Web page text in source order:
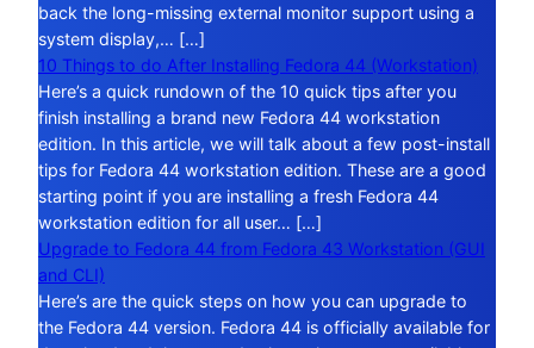
back the long-missing external monitor support using a
system display,… […]
10 Things to do After Installing Fedora 44 (Workstation)
Here’s a quick rundown of the 10 quick tips after you
finish installing a brand new Fedora 44 workstation
edition. In this article, we will talk about a few post-install
tips for Fedora 44 workstation edition. These are a good
starting point if you are installing a fresh Fedora 44
workstation edition for all user… […]
Upgrade to Fedora 44 from Fedora 43 Workstation (GUI
and CLI)
Here’s are the quick steps on how you can upgrade to
the Fedora 44 version. Fedora 44 is officially available for